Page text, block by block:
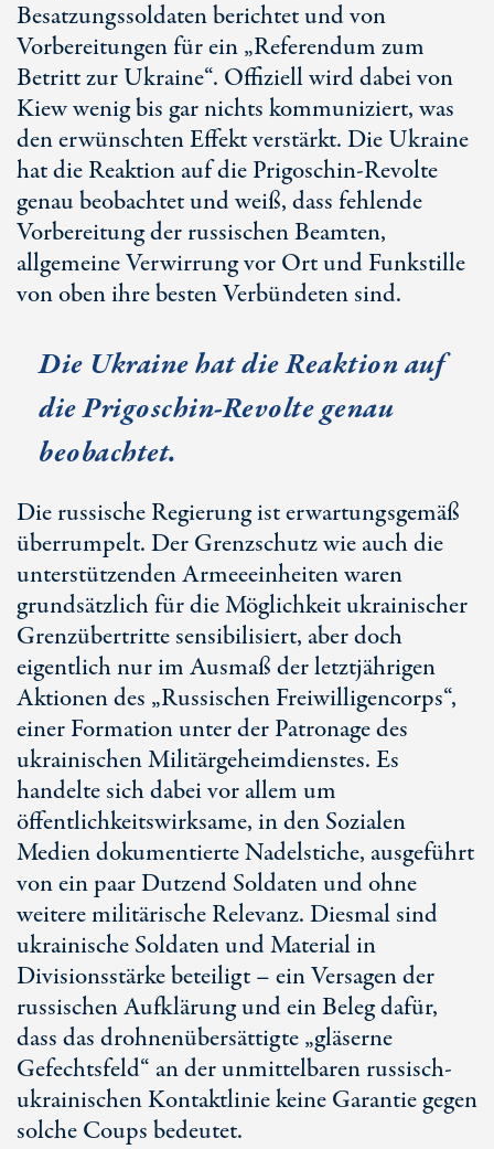
Besatzungssoldaten berichtet und von
Vorbereitungen für ein „Referendum zum
Betritt zur Ukraine“. Offiziell wird dabei von
Kiew wenig bis gar nichts kommuniziert, was
den erwünschten Effekt verstärkt. Die Ukraine
hat die Reaktion auf die Prigoschin-Revolte
genau beobachtet und weiß, dass fehlende
Vorbereitung der russischen Beamten,
allgemeine Verwirrung vor Ort und Funkstille
von oben ihre besten Verbündeten sind.
Die Ukraine hat die Reaktion auf
die Prigoschin-Revolte genau
beobachtet.
Die russische Regierung ist erwartungsgemäß
überrumpelt. Der Grenzschutz wie auch die
unterstützenden Armeeeinheiten waren
grundsätzlich für die Möglichkeit ukrainischer
Grenzübertritte sensibilisiert, aber doch
eigentlich nur im Ausmaß der letztjährigen
Aktionen des „Russischen Freiwilligencorps“,
einer Formation unter der Patronage des
ukrainischen Militärgeheimdienstes. Es
handelte sich dabei vor allem um
öffentlichkeitswirksame, in den Sozialen
Medien dokumentierte Nadelstiche, ausgeführt
von ein paar Dutzend Soldaten und ohne
weitere militärische Relevanz. Diesmal sind
ukrainische Soldaten und Material in
Divisionsstärke beteiligt – ein Versagen der
russischen Aufklärung und ein Beleg dafür,
dass das drohnenübersättigte „gläserne
Gefechtsfeld“ an der unmittelbaren russisch-
ukrainischen Kontaktlinie keine Garantie gegen
solche Coups bedeutet.